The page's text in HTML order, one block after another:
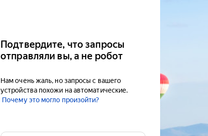
Подтвердите, что запросы
отправляли вы, а не робот
Нам очень жаль, но запросы с вашего
устройства похожи на автоматические.
Почему это могло произойти?